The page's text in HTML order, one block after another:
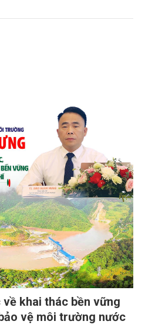
được thị trường trong nước
khai thác bền vững
vệ môi trường nước